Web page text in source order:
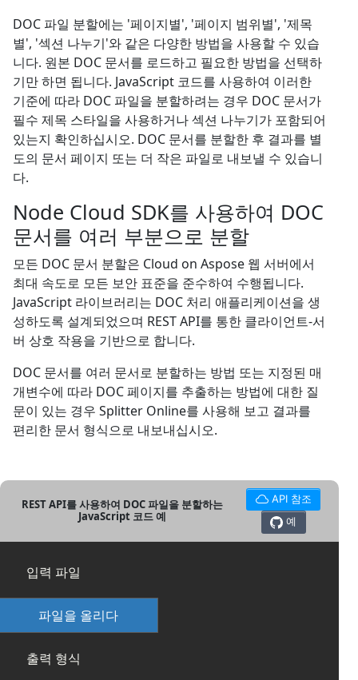
DOC 파일 분할에는 '페이지별', '페이지 범위별', '제목
별', '섹션 나누기'와 같은 다양한 방법을 사용할 수 있습
니다. 원본 DOC 문서를 로드하고 필요한 방법을 선택하
기만 하면 됩니다. JavaScript 코드를 사용하여 이러한
기준에 따라 DOC 파일을 분할하려는 경우 DOC 문서가
필수 제목 스타일을 사용하거나 섹션 나누기가 포함되어
있는지 확인하십시오. DOC 문서를 분할한 후 결과를 별
도의 문서 페이지 또는 더 작은 파일로 내보낼 수 있습니
다.
Node Cloud SDK를 사용하여 DOC
문서를 여러 부분으로 분할
모든 DOC 문서 분할은 Cloud on Aspose 웹 서버에서
최대 속도로 모든 보안 표준을 준수하여 수행됩니다.
JavaScript 라이브러리는 DOC 처리 애플리케이션을 생
성하도록 설계되었으며 REST API를 통한 클라이언트-서
버 상호 작용을 기반으로 합니다.
DOC 문서를 여러 문서로 분할하는 방법 또는 지정된 매
개변수에 따라 DOC 페이지를 추출하는 방법에 대한 질
문이 있는 경우 Splitter Online를 사용해 보고 결과를
편리한 문서 형식으로 내보내십시오.
REST API를 사용하여 DOC 파일을 분할하는
JavaScript 코드 예
API 참조
예
입력 파일
파일을 올리다
출력 형식